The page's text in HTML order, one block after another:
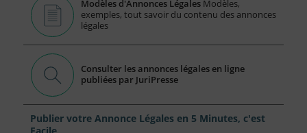
Modèles d'Annonces Légales Modèles,
exemples, tout savoir du contenu des annonces
légales
Consulter les annonces légales en ligne
publiées par JuriPresse
Publier votre Annonce Légales en 5 Minutes, c'est